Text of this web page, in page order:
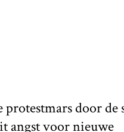
door de
angst voor nieuwe